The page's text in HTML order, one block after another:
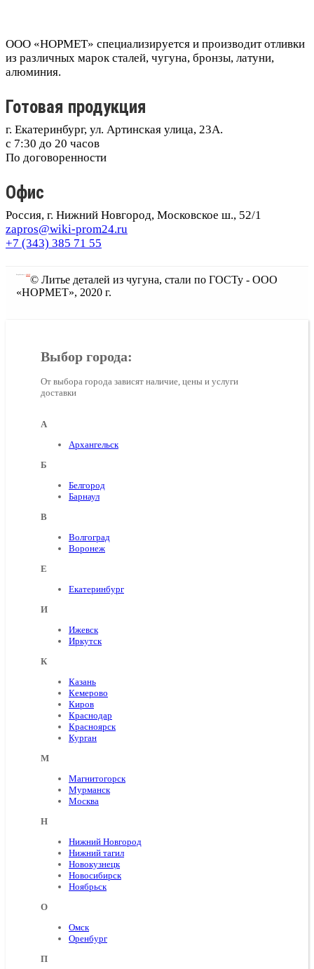
ООО «НОРМЕТ» специализируется и производит отливки
из различных марок сталей, чугуна, бронзы, латуни,
алюминия.
Готовая продукция
г. Екатеринбург, ул. Артинская улица, 23А.
с 7:30 до 20 часов
По договоренности
Офис
Россия, г. Нижний Новгород, Московское ш., 52/1
zapros@wiki-prom24.ru
+7 (343) 385 71 55
© Литье деталей из чугуна, стали по ГОСТу - ООО
«НОРМЕТ», 2020 г.
Выбор города:
От выбора города зависят наличие, цены и услуги
доставки
А
Архангельск
Б
Белгород
Барнаул
В
Волгоград
Воронеж
E
Екатеринбург
И
Ижевск
Иркутск
К
Казань
Кемерово
Киров
Краснодар
Красноярск
Курган
М
Магнитогорск
Мурманск
Москва
Н
Нижний Новгород
Нижний тагил
Новокузнецк
Новосибирск
Ноябрьск
О
Омск
Оренбург
П